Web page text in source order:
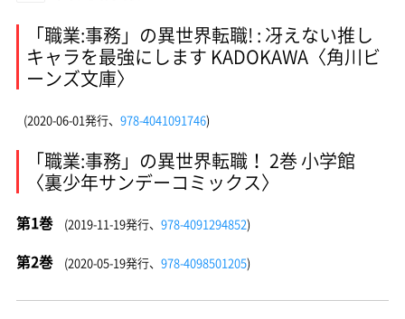
「職業:事務」の異世界転職! : 冴えない推し
キャラを最強にします KADOKAWA〈角川ビ
ーンズ文庫〉
(2020-06-01発行、 978-4041091746)
「職業:事務」の異世界転職！ 2巻 小学館
〈裏少年サンデーコミックス〉
第1巻 (2019-11-19発行、 978-4091294852)
第2巻 (2020-05-19発行、 978-4098501205)